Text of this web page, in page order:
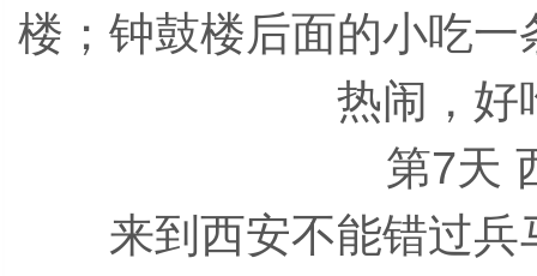
楼；钟鼓楼后面的小吃
热闹，好
第7天
来到西安不能错过兵